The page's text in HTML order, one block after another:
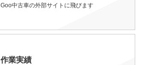
Goo中古車の外部サイトに飛びます
作業実績